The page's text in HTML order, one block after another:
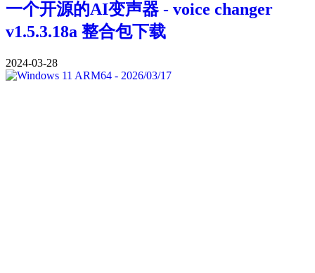
一个开源的AI变声器 - voice changer
v1.5.3.18a 整合包下载
2024-03-28